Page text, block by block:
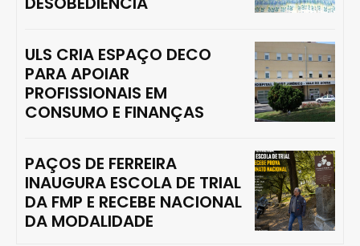
ULS CRIA ESPAÇO DECO
PARA APOIAR
PROFISSIONAIS EM
CONSUMO E FINANÇAS
PAÇOS DE FERREIRA
INAUGURA ESCOLA DE TRIAL
DA FMP E RECEBE NACIONAL
DA MODALIDADE